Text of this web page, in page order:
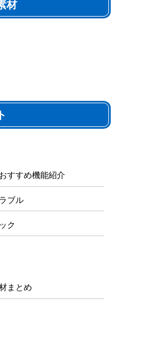
材
すすめ機能紹介
ブル
ク
まとめ